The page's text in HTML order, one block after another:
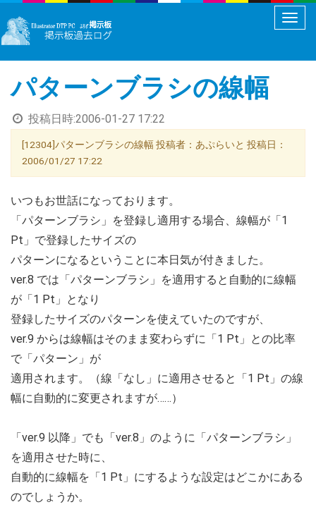
メ
ュ
パターンブラシの線幅
投稿日時:2006-01-27 17:22
[12304]パターンブラシの線幅 投稿者：あぷらいと 投稿日：
2006/01/27 17:22
いつもお世話になっております。
「パターンブラシ」を登録し適用する場合、線幅が「1
Pt」で登録したサイズの
パターンになるということに本日気が付きました。
ver.8 では「パターンブラシ」を適用すると自動的に線幅
が「1 Pt」となり
登録したサイズのパターンを使えていたのですが、
ver.9 からは線幅はそのまま変わらずに「1 Pt」との比率
で「パターン」が
適用されます。（線「なし」に適用させると「1 Pt」の線
幅に自動的に変更されますが……）
「ver.9 以降」でも「ver.8」のように「パターンブラシ」
を適用させた時に、
自動的に線幅を「1 Pt」にするような設定はどこかにある
のでしょうか。